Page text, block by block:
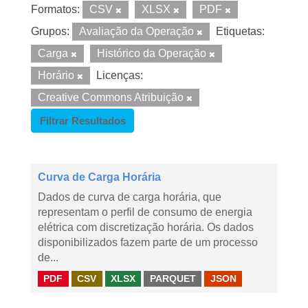
Formatos: CSV XLSX
PDF
Grupos:
Avaliação da Operação
Etiquetas:
Carga
Histórico da Operação
Horário
Licenças:
Creative Commons Atribuição
Filtrar Resultados
Curva de Carga Horária
Dados de curva de carga horária, que
representam o perfil de consumo de energia
elétrica com discretização horária. Os dados
disponibilizados fazem parte de um processo
de...
PDF CSV XLSX PARQUET JSON